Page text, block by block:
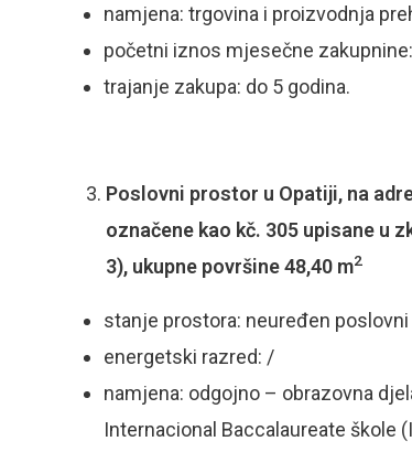
namjena: trgovina i proizvodnja
početni iznos mjesečne zakupnine:
trajanje zakupa: do 5 godina.
Poslovni prostor u Opatiji, na
označene kao kč. 305 upisane u
3), ukupne površine 48,40 m2
stanje prostora: neuređen
energetski razred: /
namjena: odgojno – obrazovna
Internacional Baccalaureate škole